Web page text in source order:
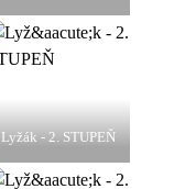
Lyžák - 2. STUPEŇ